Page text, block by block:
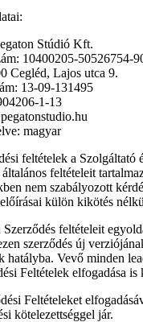
Stúdió Kft.
10400205-50526754-
Cegléd, Lajos utca 9.
13-09-131495
1-13
magyar
feltételek a Szolgáltató
feltételeit
nem szabályozott
külön kikötés
feltételeit
szerződés új
hatályba. Vevő minden
Feltételek elfogadása is
Feltételeket
kötelezettséggel jár.